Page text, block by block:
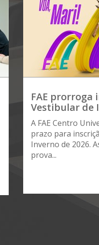
FAE prorroga
Vestibular de
A FAE Centro
prazo para
Inverno de 2026.
prova...